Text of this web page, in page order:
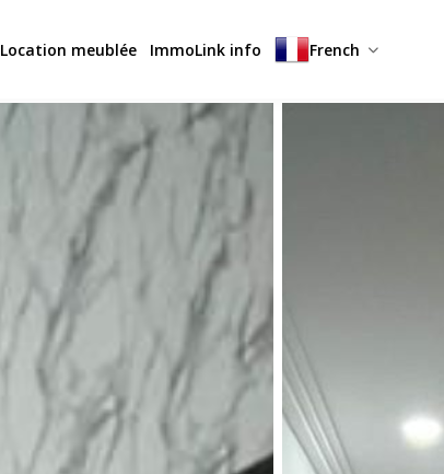
Location meublée ImmoLink info French